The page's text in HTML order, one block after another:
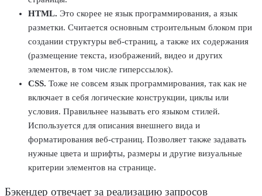
HTML. Это скорее не язык программирования, а язык
разметки. Считается основным строительным блоком при
создании структуры веб-страниц, а также их содержания
(размещение текста, изображений, видео и других
элементов, в том числе гиперссылок).
CSS. Тоже не совсем язык программирования, так как не
включает в себя логические конструкции, циклы или
условия. Правильнее называть его языком стилей.
Используется для описания внешнего вида и
форматирования веб-страниц. Позволяет также задавать
нужные цвета и шрифты, размеры и другие визуальные
критерии элементов на странице.
Бэкендер отвечает за реализацию запросов